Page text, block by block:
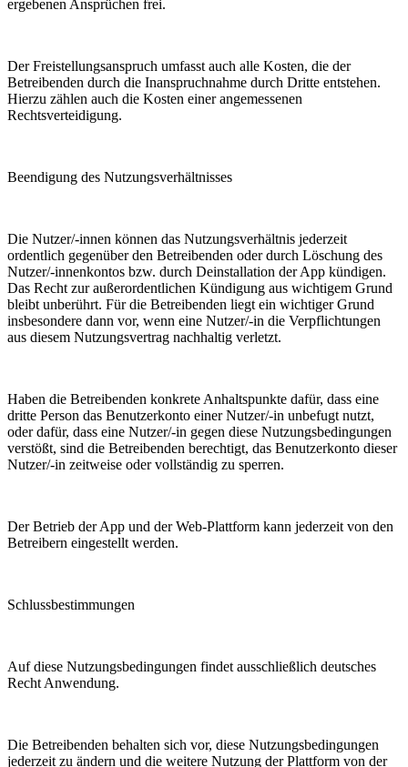
ergebenen Ansprüchen frei.
Der Freistellungsanspruch umfasst auch alle Kosten, die der
Betreibenden durch die Inanspruchnahme durch Dritte entstehen.
Hierzu zählen auch die Kosten einer angemessenen
Rechtsverteidigung.
Beendigung des Nutzungsverhältnisses
Die Nutzer/-innen können das Nutzungsverhältnis jederzeit
ordentlich gegenüber den Betreibenden oder durch Löschung des
Nutzer/-innenkontos bzw. durch Deinstallation der App kündigen.
Das Recht zur außerordentlichen Kündigung aus wichtigem Grund
bleibt unberührt. Für die Betreibenden liegt ein wichtiger Grund
insbesondere dann vor, wenn eine Nutzer/-in die Verpflichtungen
aus diesem Nutzungsvertrag nachhaltig verletzt.
Haben die Betreibenden konkrete Anhaltspunkte dafür, dass eine
dritte Person das Benutzerkonto einer Nutzer/-in unbefugt nutzt,
oder dafür, dass eine Nutzer/-in gegen diese Nutzungsbedingungen
verstößt, sind die Betreibenden berechtigt, das Benutzerkonto dieser
Nutzer/-in zeitweise oder vollständig zu sperren.
Der Betrieb der App und der Web-Plattform kann jederzeit von den
Betreibern eingestellt werden.
Schlussbestimmungen
Auf diese Nutzungsbedingungen findet ausschließlich deutsches
Recht Anwendung.
Die Betreibenden behalten sich vor, diese Nutzungsbedingungen
jederzeit zu ändern und die weitere Nutzung der Plattform von der